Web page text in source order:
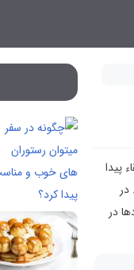
پیدا
در